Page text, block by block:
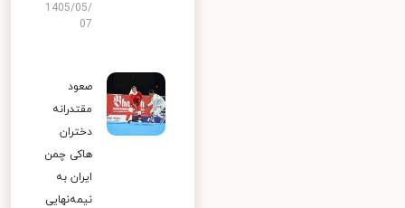
1405/05/
07
صعود
مقتدرانه
دختران
هاکی چمن
ایران به
نیمه‌نهایی